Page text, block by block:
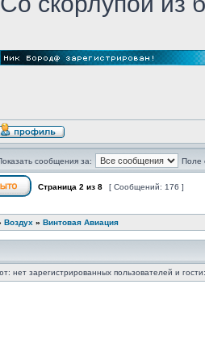
сообщения за: Поле
Страница 2 из 8 [ Сообщений: 176 ]
Воздух » Винтовая Авиация
нет зарегистрированных пользователей и